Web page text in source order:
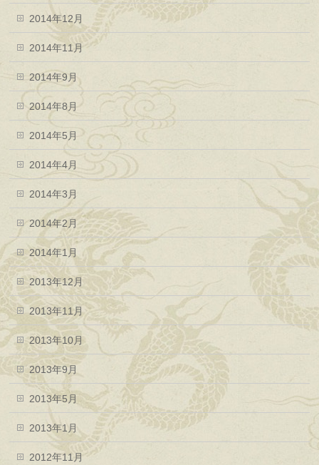
2014年12月
2014年11月
2014年9月
2014年8月
2014年5月
2014年4月
2014年3月
2014年2月
2014年1月
2013年12月
2013年11月
2013年10月
2013年9月
2013年5月
2013年1月
2012年11月